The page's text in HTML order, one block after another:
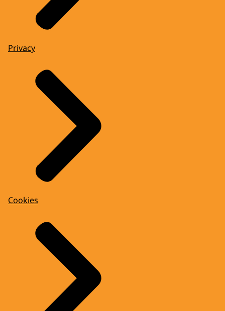
Privacy
Cookies